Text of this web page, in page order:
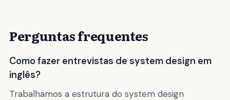
Perguntas frequentes
Como fazer entrevistas de system design em
inglês?
Trabalhamos a estrutura do system design